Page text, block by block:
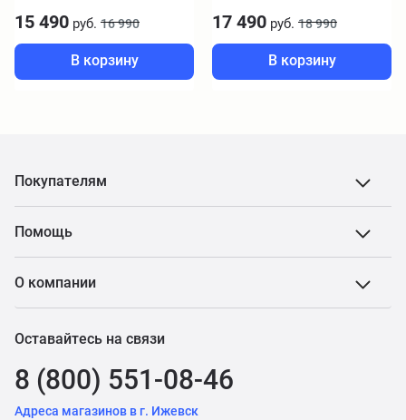
15 490 руб. 16 990
В корзину
17 490 руб. 18 990
В корзину
Покупателям
Помощь
О компании
Оставайтесь на связи
8 (800) 551-08-46
Адреса магазинов в г. Ижевск